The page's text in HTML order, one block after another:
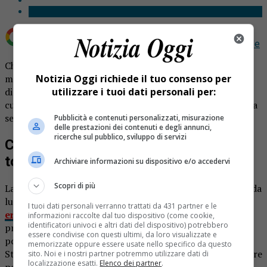
Aggiungi Notizia Oggi.it come Fonte preferita su Google
Chiusura scuole da lunedì: studenti tornano in Dad. Il
mondo della scuola trema al sol pensiero della didattica a
distanza, ma pare che sia proprio questa la modalità con
cui gli alunni dovranno cimentarsi a partire dalla prossima
settimana.
Chiusura scuole da lunedì: studenti
tornano in Dad
La chiusura delle scuole potrebbe essere la soluzione che da
lunedì entrerà in vigore in tutto il Piemonte.La notizia
era inizia a girare nei giorni scorsi, creando non poche
preoccupazioni tra famiglie e docenti. Ora questa ipotesi
potrebbe tramutarsi in realtà a partire proprio da lunedì.
Studenti e insegnanti dovranno dunque di nuovo accendere
Notizia Oggi richiede il tuo consenso per
utilizzare i tuoi dati personali per:
Pubblicità e contenuti personalizzati, misurazione
delle prestazioni dei contenuti e degli annunci,
ricerche sul pubblico, sviluppo di servizi
Archiviare informazioni su dispositivo e/o accedervi
Scopri di più
I tuoi dati personali verranno trattati da 431 partner e le
informazioni raccolte dal tuo dispositivo (come cookie,
identificatori univoci e altri dati del dispositivo) potrebbero
essere condivise con questi ultimi, da loro visualizzate e
memorizzate oppure essere usate nello specifico da questo
sito. Noi e i nostri partner potremmo utilizzare dati di
localizzazione esatti. Elenco dei partner.